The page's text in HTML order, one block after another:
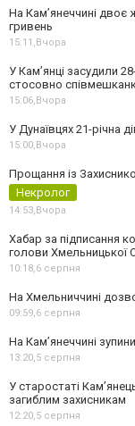
На Камʼянеччині двоє
гривень
15:11,Вчора
У Камʼянці засудили
стосовно
15:06,Вчора
У Дунаївцях 21-річна
15:00,Вчора
Прощання із
Некролог
14:53,Вчора
Хабар за підписання
голови Хмельницької
10:18,6 серпня
На Хмельниччині
09:59,6 серпня
На Камʼянеччині
13:20,5 серпня
У старостаті
загиблим захисникам
12:20,5 серпня